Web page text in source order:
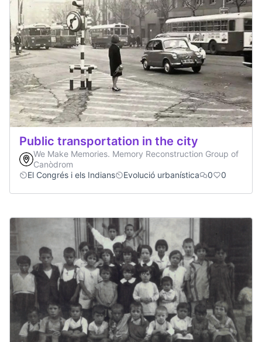
Public transportation in the city
We Make Memories. Memory Reconstruction Group of
Canòdrom
El Congrés i els Indians
Evolució urbanística 0 0